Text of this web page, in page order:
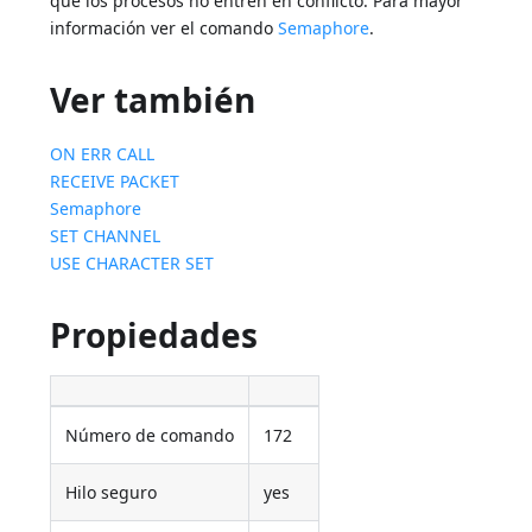
información ver el comandoSemaphore.
Ver también
ON ERR CALL
RECEIVE PACKET
Semaphore
SET CHANNEL
USE CHARACTER SET
Propiedades
Número de comando 172
Hilo seguro yes